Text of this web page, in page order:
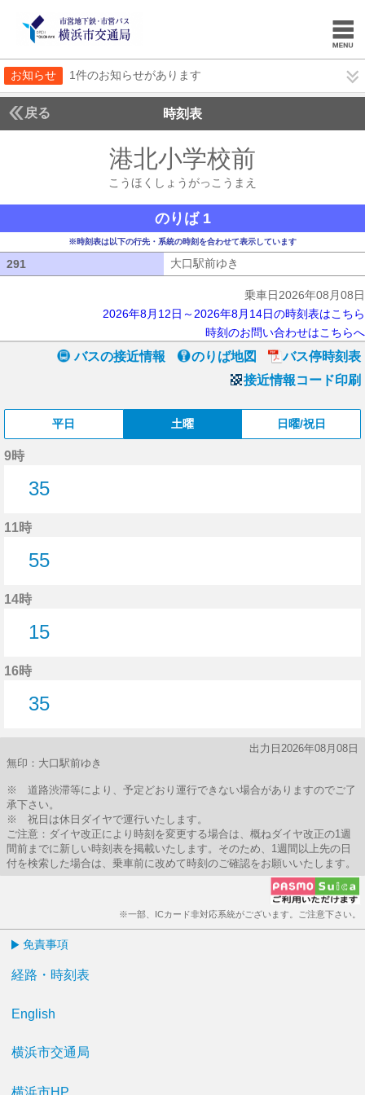
お知らせ 1件のお知らせがあります
戻る 時刻表
港北小学校前
こうほくしょうがっこうまえ
のりば 1
※時刻表は以下の行先・系統の時刻を合わせて表示しています
291 大口駅前ゆき
乗車日2026年08月08日
2026年8月12日～2026年8月14日の時刻表はこちら
時刻のお問い合わせはこちらへ
バスの接近情報 のりば地図
バス停時刻表
接近情報コード印刷
平日 土曜 日曜/祝日
9時
35
11時
55
14時
15
16時
35
出力日2026年08月08日
無印：大口駅前ゆき
※ 道路渋滞等により、予定どおり運行できない場合がありますのでご了
承下さい。
※ 祝日は休日ダイヤで運行いたします。
ご注意：ダイヤ改正により時刻を変更する場合は、概ねダイヤ改正の1週
間前までに新しい時刻表を掲載いたします。そのため、1週間以上先の日
付を検索した場合は、乗車前に改めて時刻のご確認をお願いいたします。
※一部、ICカード非対応系統がございます。ご注意下さい。
免責事項
経路・時刻表
English
横浜市交通局
横浜市HP